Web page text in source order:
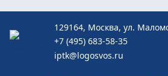
129164, Москва, ул.
+7 (495) 683-58-35
iptk@logosvos.ru